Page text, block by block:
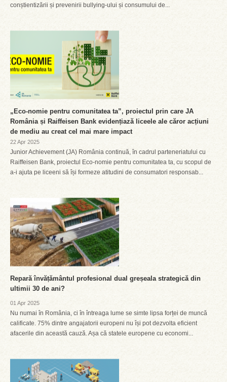
conștientizării și prevenirii bullying-ului și consumului de...
„Eco-nomie pentru comunitatea ta”, proiectul prin care JA
România și Raiffeisen Bank evidențiază liceele ale căror acțiuni
de mediu au creat cel mai mare impact
22 Apr 2025
Junior Achievement (JA) România continuă, în cadrul parteneriatului cu
Raiffeisen Bank, proiectul Eco-nomie pentru comunitatea ta, cu scopul de
a-i ajuta pe liceeni să își formeze atitudini de consumatori responsab...
Repară învățământul profesional dual greșeala strategică din
ultimii 30 de ani?
01 Apr 2025
Nu numai în România, ci în întreaga lume se simte lipsa forței de muncă
calificate. 75% dintre angajatorii europeni nu își pot dezvolta eficient
afacerile din această cauză. Așa că statele europene cu economi...